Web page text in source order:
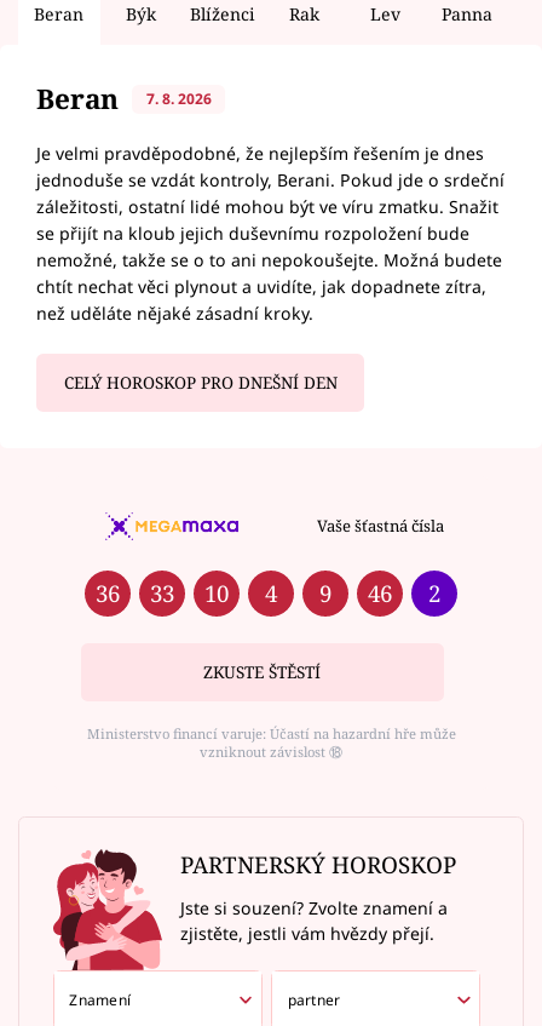
Beran Býk Blíženci Rak Lev Panna
Beran 7. 8. 2026
Je velmi pravděpodobné, že nejlepším řešením je dnes
jednoduše se vzdát kontroly, Berani. Pokud jde o srdeční
záležitosti, ostatní lidé mohou být ve víru zmatku. Snažit
se přijít na kloub jejich duševnímu rozpoložení bude
nemožné, takže se o to ani nepokoušejte. Možná budete
chtít nechat věci plynout a uvidíte, jak dopadnete zítra,
než uděláte nějaké zásadní kroky.
CELÝ HOROSKOP PRO DNEŠNÍ DEN
Vaše šťastná čísla
36 33 10 4 9 46 2
ZKUSTE ŠTĚSTÍ
Ministerstvo financí varuje: Účastí na hazardní hře může
vzniknout závislost ⑱
PARTNERSKÝ HOROSKOP
Jste si souzení? Zvolte znamení a
zjistěte, jestli vám hvězdy přejí.